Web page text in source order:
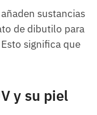
sustancias
de dibutilo para
significa que
y su piel